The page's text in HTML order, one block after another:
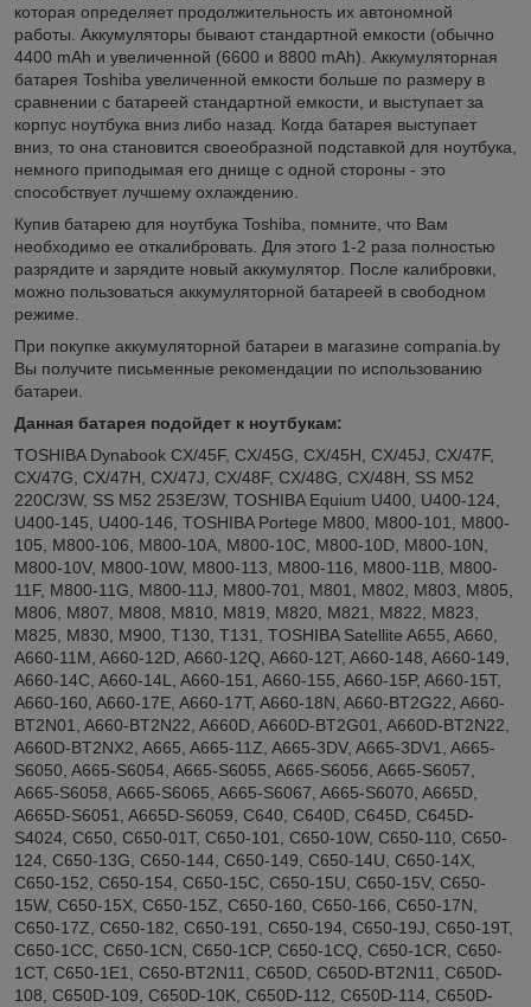
которая определяет продолжительность их автономной
работы. Аккумуляторы бывают стандартной емкости (обычно
4400 mAh и увеличенной (6600 и 8800 mAh). Аккумуляторная
батарея Toshiba увеличенной емкости больше по размеру в
сравнении с батареей стандартной емкости, и выступает за
корпус ноутбука вниз либо назад. Когда батарея выступает
вниз, то она становится своеобразной подставкой для ноутбука,
немного приподымая его днище с одной стороны - это
способствует лучшему охлаждению.
Купив батарею для ноутбука Toshiba, помните, что Вам
необходимо ее откалибровать. Для этого 1-2 раза полностью
разрядите и зарядите новый аккумулятор. После калибровки,
можно пользоваться аккумуляторной батареей в свободном
режиме.
При покупке аккумуляторной батареи в магазине compania.by
Вы получите письменные рекомендации по использованию
батареи.
Данная батарея подойдет к ноутбукам:
TOSHIBA Dynabook CX/45F, CX/45G, CX/45H, CX/45J, CX/47F,
CX/47G, CX/47H, CX/47J, CX/48F, CX/48G, CX/48H, SS M52
220C/3W, SS M52 253E/3W, TOSHIBA Equium U400, U400-124,
U400-145, U400-146, TOSHIBA Portege M800, M800-101, M800-
105, M800-106, M800-10A, M800-10C, M800-10D, M800-10N,
M800-10V, M800-10W, M800-113, M800-116, M800-11B, M800-
11F, M800-11G, M800-11J, M800-701, M801, M802, M803, M805,
M806, M807, M808, M810, M819, M820, M821, M822, M823,
M825, M830, M900, T130, T131, TOSHIBA Satellite A655, A660,
A660-11M, A660-12D, A660-12Q, A660-12T, A660-148, A660-149,
A660-14C, A660-14L, A660-151, A660-155, A660-15P, A660-15T,
A660-160, A660-17E, A660-17T, A660-18N, A660-BT2G22, A660-
BT2N01, A660-BT2N22, A660D, A660D-BT2G01, A660D-BT2N22,
A660D-BT2NX2, A665, A665-11Z, A665-3DV, A665-3DV1, A665-
S6050, A665-S6054, A665-S6055, A665-S6056, A665-S6057,
A665-S6058, A665-S6065, A665-S6067, A665-S6070, A665D,
A665D-S6051, A665D-S6059, C640, C640D, C645D, C645D-
S4024, C650, C650-01T, C650-101, C650-10W, C650-110, C650-
124, C650-13G, C650-144, C650-149, C650-14U, C650-14X,
C650-152, C650-154, C650-15C, C650-15U, C650-15V, C650-
15W, C650-15X, C650-15Z, C650-160, C650-166, C650-17N,
C650-17Z, C650-182, C650-191, C650-194, C650-19J, C650-19T,
C650-1CC, C650-1CN, C650-1CP, C650-1CQ, C650-1CR, C650-
1CT, C650-1E1, C650-BT2N11, C650D, C650D-BT2N11, C650D-
108, C650D-109, C650D-10K, C650D-112, C650D-114, C650D-